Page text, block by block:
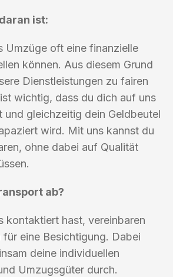
ist:
Umzüge oft eine finanzielle
können. Aus diesem Grund
Dienstleistungen zu fairen
wichtig, dass du dich auf uns
und gleichzeitig dein Geldbeutel
wird. Mit uns kannst du
ohne dabei auf Qualität
ab?
kontaktiert hast, vereinbaren
für eine Besichtigung. Dabei
deine individuellen
Umzugsgüter durch.